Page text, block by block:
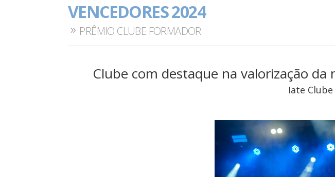
VENCEDORES 2024
PRÊMIO CLUBE FORMADOR
Clube com destaque na valorização
Iate